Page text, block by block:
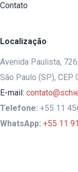
Contato
Localização
Avenida Paulista,
São Paulo (SP), CEP
E-mail:
Telefone: +55 11
WhatsApp: +55 11